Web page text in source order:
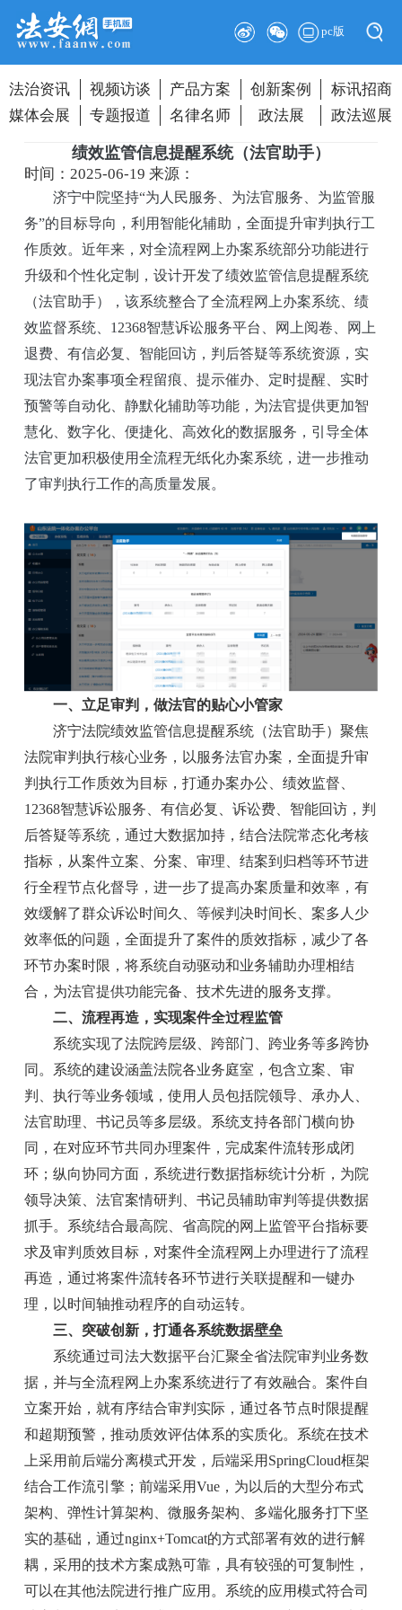
pc版
法治资讯 视频访谈 产品方案 创新案例
标讯招商
媒体会展
专题报道 名律名师 政法展 政法巡展
绩效监管信息提醒系统（法官助手）
时间：2025-06-19来源：
济宁中院坚持“为人民服务、为法官服务、为监管服
务”的目标导向，利用智能化辅助，全面提升审判执行工
作质效。近年来，对全流程网上办案系统部分功能进行
升级和个性化定制，设计开发了绩效监管信息提醒系统
（法官助手），该系统整合了全流程网上办案系统、绩
效监督系统、12368智慧诉讼服务平台、网上阅卷、网上
退费、有信必复、智能回访，判后答疑等系统资源，实
现法官办案事项全程留痕、提示催办、定时提醒、实时
预警等自动化、静默化辅助等功能，为法官提供更加智
慧化、数字化、便捷化、高效化的数据服务，引导全体
法官更加积极使用全流程无纸化办案系统，进一步推动
了审判执行工作的高质量发展。
一、立足审判，做法官的贴心小管家
济宁法院绩效监管信息提醒系统（法官助手）聚焦
法院审判执行核心业务，以服务法官办案，全面提升审
判执行工作质效为目标，打通办案办公、绩效监督、
12368智慧诉讼服务、有信必复、诉讼费、智能回访，判
后答疑等系统，通过大数据加持，结合法院常态化考核
指标，从案件立案、分案、审理、结案到归档等环节进
行全程节点化督导，进一步了提高办案质量和效率，有
效缓解了群众诉讼时间久、等候判决时间长、案多人少
效率低的问题，全面提升了案件的质效指标，减少了各
环节办案时限，将系统自动驱动和业务辅助办理相结
合，为法官提供功能完备、技术先进的服务支撑。
二、流程再造，实现案件全过程监管
系统实现了法院跨层级、跨部门、跨业务等多跨协
同。系统的建设涵盖法院各业务庭室，包含立案、审
判、执行等业务领域，使用人员包括院领导、承办人、
法官助理、书记员等多层级。系统支持各部门横向协
同，在对应环节共同办理案件，完成案件流转形成闭
环；纵向协同方面，系统进行数据指标统计分析，为院
领导决策、法官案情研判、书记员辅助审判等提供数据
抓手。系统结合最高院、省高院的网上监管平台指标要
求及审判质效目标，对案件全流程网上办理进行了流程
再造，通过将案件流转各环节进行关联提醒和一键办
理，以时间轴推动程序的自动运转。
三、突破创新，打通各系统数据壁垒
系统通过司法大数据平台汇聚全省法院审判业务数
据，并与全流程网上办案系统进行了有效融合。案件自
立案开始，就有序结合审判实际，通过各节点时限提醒
和超期预警，推动质效评估体系的实质化。系统在技术
上采用前后端分离模式开发，后端采用SpringCloud框架
结合工作流引擎；前端采用Vue，为以后的大型分布式
架构、弹性计算架构、微服务架构、多端化服务打下坚
实的基础，通过nginx+Tomcat的方式部署有效的进行解
耦，采用的技术方案成熟可靠，具有较强的可复制性，
可以在其他法院进行推广应用。系统的应用模式符合司